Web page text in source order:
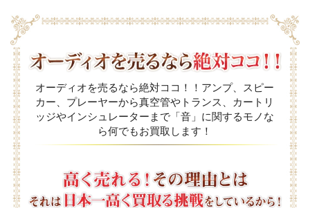
オーディオを売るなら絶対ココ！！アンプ、スピー
カー、プレーヤーから真空管やトランス、カートリ
ッジやインシュレーターまで「音」に関するモノな
ら何でもお買取します！